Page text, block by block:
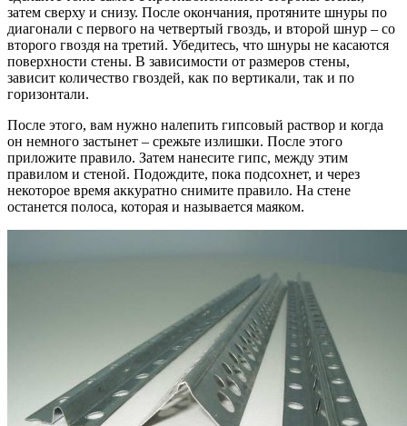
затем сверху и снизу. После окончания, протяните шнуры по
диагонали с первого на четвертый гвоздь, и второй шнур – со
второго гвоздя на третий. Убедитесь, что шнуры не касаются
поверхности стены. В зависимости от размеров стены,
зависит количество гвоздей, как по вертикали, так и по
горизонтали.
После этого, вам нужно налепить гипсовый раствор и когда
он немного застынет – срежьте излишки. После этого
приложите правило. Затем нанесите гипс, между этим
правилом и стеной. Подождите, пока подсохнет, и через
некоторое время аккуратно снимите правило. На стене
останется полоса, которая и называется маяком.